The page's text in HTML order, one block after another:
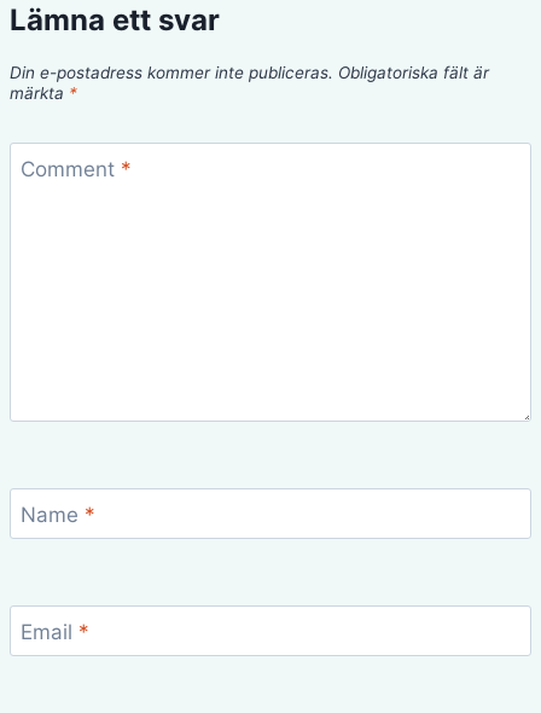
Lämna ett svar
Din e-postadress kommer inte publiceras. Obligatoriska fält är
märkta *
Comment *
Name *
Email *